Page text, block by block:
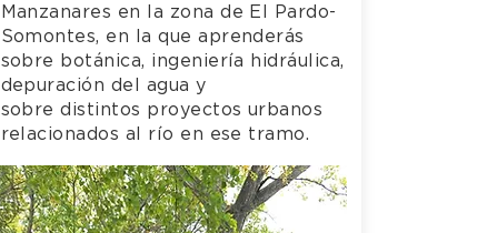
Manzanares en la zona de El Pardo-
Somontes, en la que aprenderás
sobre botánica, ingeniería hidráulica,
depuración del agua y
sobre distintos proyectos urbanos
relacionados al río en ese tramo.